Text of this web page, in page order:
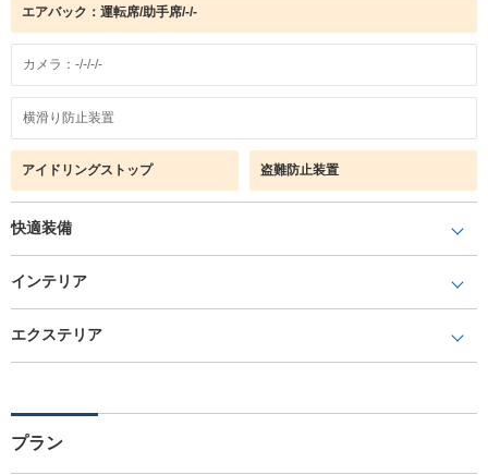
エアバック：運転席/助手席/-/-
カメラ：-/-/-/-
横滑り防止装置
アイドリングストップ 盗難防止装置
快適装備
インテリア
エクステリア
プラン